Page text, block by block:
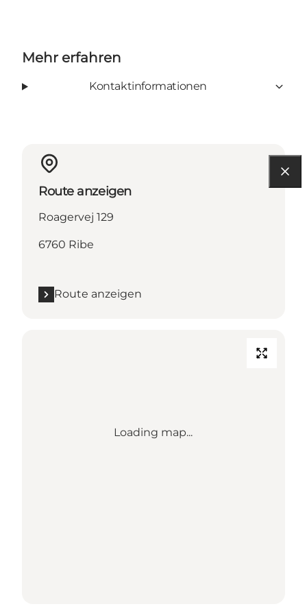
Mehr erfahren
Kontaktinformationen
Route anzeigen
Roagervej 129
6760 Ribe
Route anzeigen
Loading map...